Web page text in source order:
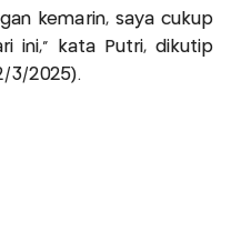
kemarin, saya cukup
ini,” kata Putri, dikutip
3/2025).